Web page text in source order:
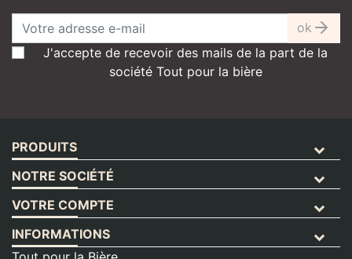
ok
J'accepte de recevoir des mails de la part de la
société Tout pour la bière
PRODUITS
NOTRE SOCIÉTÉ
VOTRE COMPTE
INFORMATIONS